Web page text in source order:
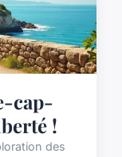
cap-
!
des